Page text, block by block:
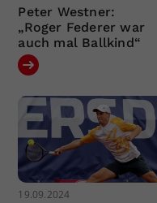
Peter Westner:
„Roger Federer war
auch mal Ballkind“
19.09.2024